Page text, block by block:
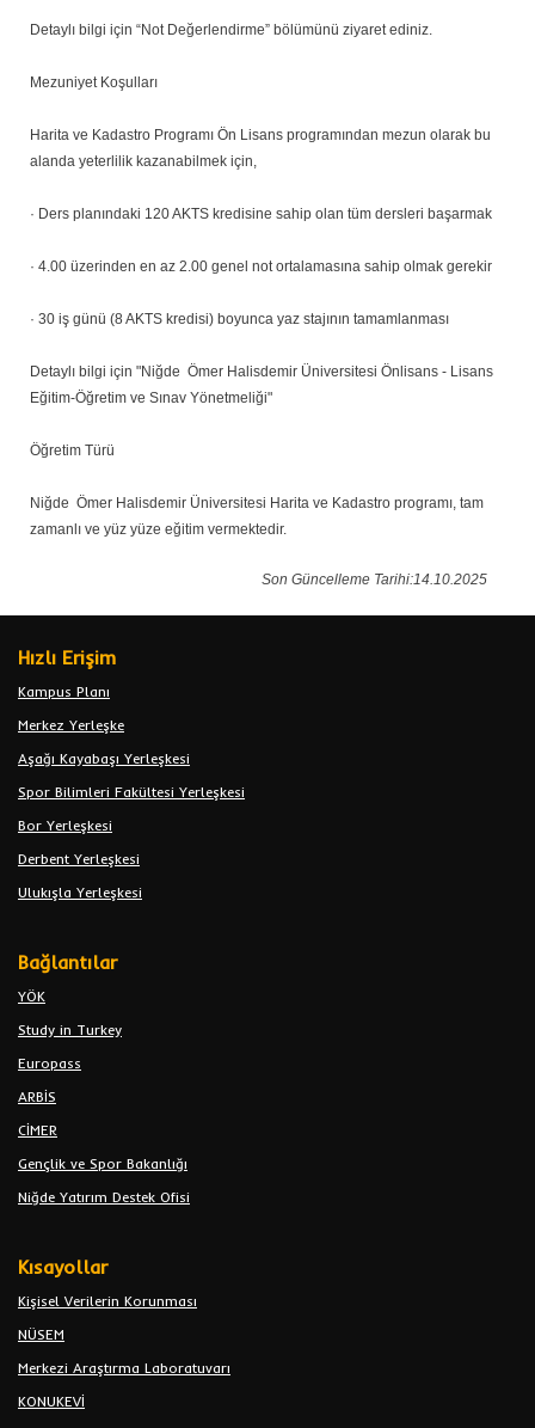
Detaylı bilgi için “Not Değerlendirme” bölümünü ziyaret ediniz.
Mezuniyet Koşulları
Harita ve Kadastro Programı Ön Lisans programından mezun olarak bu
alanda yeterlilik kazanabilmek için,
· Ders planındaki 120 AKTS kredisine sahip olan tüm dersleri başarmak
· 4.00 üzerinden en az 2.00 genel not ortalamasına sahip olmak gerekir
· 30 iş günü (8 AKTS kredisi) boyunca yaz stajının tamamlanması
Detaylı bilgi için "Niğde Ömer Halisdemir Üniversitesi Önlisans - Lisans
Eğitim-Öğretim ve Sınav Yönetmeliği"
Öğretim Türü
Niğde Ömer Halisdemir Üniversitesi Harita ve Kadastro programı, tam
zamanlı ve yüz yüze eğitim vermektedir.
Son Güncelleme Tarihi:14.10.2025
Hızlı Erişim
Kampus Planı
Merkez Yerleşke
Aşağı Kayabaşı Yerleşkesi
Spor Bilimleri Fakültesi Yerleşkesi
Bor Yerleşkesi
Derbent Yerleşkesi
Ulukışla Yerleşkesi
Bağlantılar
YÖK
Study in Turkey
Europass
ARBİS
CİMER
Gençlik ve Spor Bakanlığı
Niğde Yatırım Destek Ofisi
Kısayollar
Kişisel Verilerin Korunması
NÜSEM
Merkezi Araştırma Laboratuvarı
KONUKEVİ